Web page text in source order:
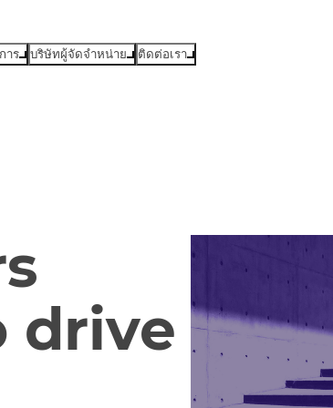
าร บริษัทผู้จัดจำหน่าย ติดต่อเรา
drive